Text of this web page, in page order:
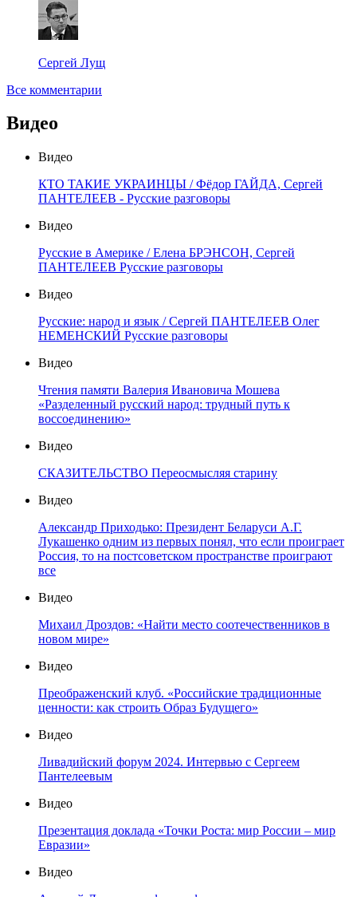
Сергей Лущ
Все комментарии
Видео
Видео
КТО ТАКИЕ УКРАИНЦЫ / Фёдор ГАЙДА, Сергей
ПАНТЕЛЕЕВ - Русские разговоры
Видео
Русские в Америке / Елена БРЭНСОН, Сергей
ПАНТЕЛЕЕВ Русские разговоры
Видео
Русские: народ и язык / Сергей ПАНТЕЛЕЕВ Олег
НЕМЕНСКИЙ Русские разговоры
Видео
Чтения памяти Валерия Ивановича Мошева
«Разделенный русский народ: трудный путь к
воссоединению»
Видео
СКАЗИТЕЛЬСТВО Переосмысляя старину
Видео
Александр Приходько: Президент Беларуси А.Г.
Лукашенко одним из первых понял, что если проиграет
Россия, то на постсоветском пространстве проиграют
все
Видео
Михаил Дроздов: «Найти место соотечественников в
новом мире»
Видео
Преображенский клуб. «Российские традиционные
ценности: как строить Образ Будущего»
Видео
Ливадийский форум 2024. Интервью с Сергеем
Пантелеевым
Видео
Презентация доклада «Точки Роста: мир России – мир
Евразии»
Видео